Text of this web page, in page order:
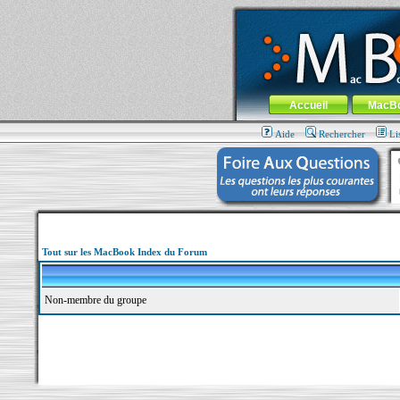
MacBook-fr.com : 100% Apple... 100%
Aller au contenu-Aller au menu
Menu général
Accueil
Aide Rechercher
Tout sur les MacBook Index du Forum
Non-membre du groupe